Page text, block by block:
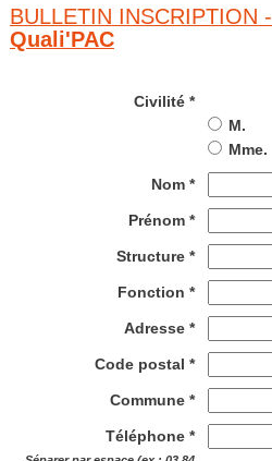
BULLETIN INSCRIPTION -
Quali'PAC
Civilité *
M.
Mme.
Nom *
Prénom *
Structure *
Fonction *
Adresse *
Code postal *
Commune *
Téléphone *